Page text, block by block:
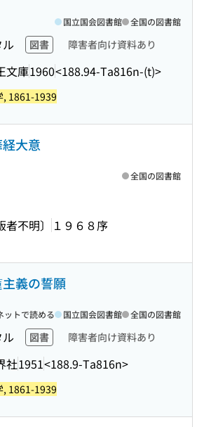
図書 障害者向け資料あり
文庫1960<188.94-Ta816n-(t)>
国立国会図書館 全国の図書館
, 1861-1939
大意
者不明〕 １９６８序
全国の図書館
主義の誓願
図書 障害者向け資料あり
社1951<188.9-Ta816n>
ットで読める 国立国会図書館 全国の図書館
, 1861-1939